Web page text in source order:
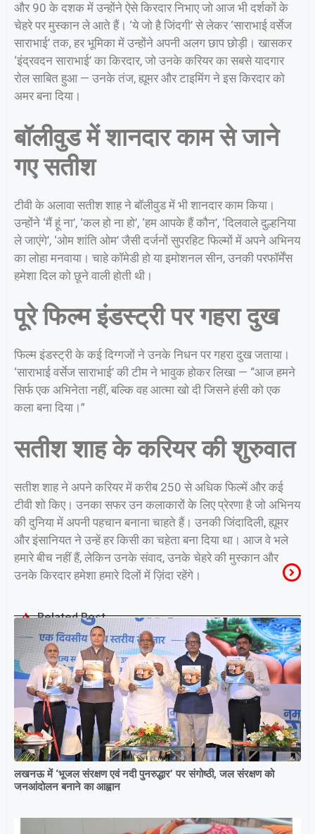
और 90 के दशक में उन्होंने ऐसे किरदार निभाए जो आज भी दर्शकों के
चेहरे पर मुस्कान ले आते हैं। ‘ये जो है जिंदगी’ से लेकर ‘साराभाई वर्सेज
साराभाई’ तक, हर भूमिका में उन्होंने अपनी अलग छाप छोड़ी। खासकर
‘इंद्रवदन साराभाई’ का किरदार, जो उनके करियर का सबसे यादगार
रोल साबित हुआ — उनके तंज, ह्यूमर और टाइमिंग ने इस किरदार को
अमर बना दिया।
बॉलीवुड में शानदार काम से जाने
गए सतीश
टीवी के अलावा सतीश शाह ने बॉलीवुड में भी शानदार काम किया।
उन्होंने ‘मैं हूं ना’, ‘कल हो ना हो’, ‘हम आपके हैं कौन’, ‘दिलवाले दुल्हनिया
ले जाएंगे’, ‘ओम शांति ओम’ जैसी दर्जनों सुपरहिट फिल्मों में अपने अभिनय
का लोहा मनवाया। चाहे कॉमेडी हो या इमोशनल सीन, उनकी परफॉर्मेंस
हमेशा दिल को छूने वाली होती थी।
पूरे फिल्म इंडस्ट्री पर गहरा दुख
फिल्म इंडस्ट्री के कई दिग्गजों ने उनके निधन पर गहरा दुख जताया।
‘साराभाई वर्सेज साराभाई’ की टीम ने भावुक होकर लिखा — “आज हमने
सिर्फ एक अभिनेता नहीं, बल्कि वह आत्मा खो दी जिसने हंसी को एक
कला बना दिया।”
सतीश शाह के करियर की शुरुवात
सतीश शाह ने अपने करियर में करीब 250 से अधिक फिल्में और कई
टीवी शो किए। उनका सफर उन कलाकारों के लिए प्रेरणा है जो अभिनय
की दुनिया में अपनी पहचान बनाना चाहते हैं। उनकी जिंदादिली, ह्यूमर
और इंसानियत ने उन्हें हर किसी का चहेता बना दिया था। आज वे भले
हमारे बीच नहीं हैं, लेकिन उनके संवाद, उनके चेहरे की मुस्कान और
उनके किरदार हमेशा हमारे दिलों में ज़िंदा रहेंगे।
Related Post
लखनऊ में ‘भूजल संरक्षण एवं नदी पुनरुद्धार’ पर संगोष्ठी, जल संरक्षण को
जनआंदोलन बनाने का आह्वान